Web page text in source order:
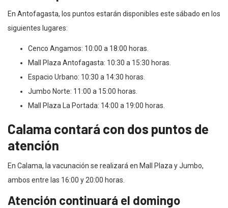
En Antofagasta, los puntos estarán disponibles este sábado en los
siguientes lugares:
Cenco Angamos: 10:00 a 18:00 horas.
Mall Plaza Antofagasta: 10:30 a 15:30 horas.
Espacio Urbano: 10:30 a 14:30 horas.
Jumbo Norte: 11:00 a 15:00 horas.
Mall Plaza La Portada: 14:00 a 19:00 horas.
Calama contará con dos puntos de
atención
En Calama, la vacunación se realizará en Mall Plaza y Jumbo,
ambos entre las 16:00 y 20:00 horas.
Atención continuará el domingo